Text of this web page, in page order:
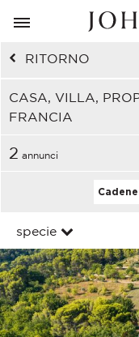
RITORNO
CASA, VILLA,
FRANCIA
2 annunci
specie